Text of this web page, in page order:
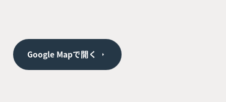
Google Mapで開く